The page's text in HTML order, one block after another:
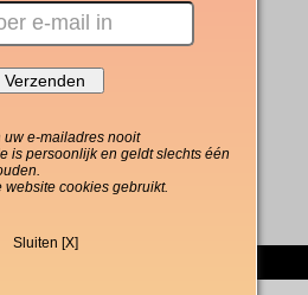
uw e-mailadres nooit
is persoonlijk en geldt slechts één
website cookies gebruikt.
Sluiten [X]